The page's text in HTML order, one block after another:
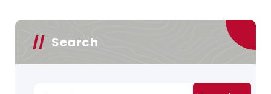
Search